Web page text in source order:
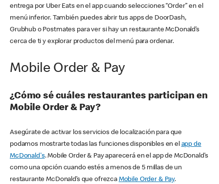
entrega por Uber Eats en el app cuando selecciones “Order” en el
menú inferior. También puedes abrir tus apps de DoorDash,
Grubhub o Postmates para ver si hay un restaurante McDonald’s
cerca de ti y explorar productos del menú para ordenar.
Mobile Order & Pay
¿Cómo sé cuáles restaurantes participan en
Mobile Order & Pay?
Asegúrate de activar los servicios de localización para que
podamos mostrarte todas las funciones disponibles en el app de
McDonald's. Mobile Order & Pay aparecerá en el app de McDonald’s
como una opción cuando estés a menos de 5 millas de un
restaurante McDonald’s que ofrezca Mobile Order & Pay.